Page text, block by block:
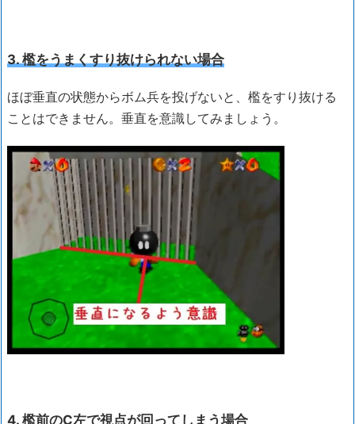
3. 檻をうまくすり抜けられない場合
ほぼ垂直の状態からボム兵を投げないと、檻をすり抜ける
ことはできません。垂直を意識してみましょう。
4. 檻前のC左で視点が回ってしまう場合